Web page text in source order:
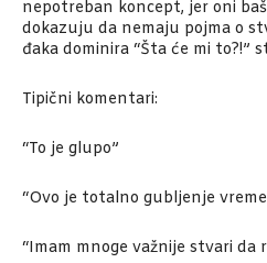
nepotreban koncept, jer oni
dokazuju da nemaju pojma o
đaka dominira “Šta će mi to?!”
Tipični komentari:
“To je glupo”
“Ovo je totalno gubljenje
“Imam mnoge važnije stvari da